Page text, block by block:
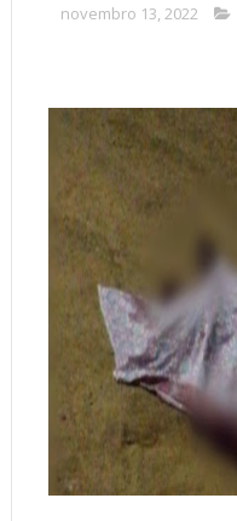
novembro 13, 2022